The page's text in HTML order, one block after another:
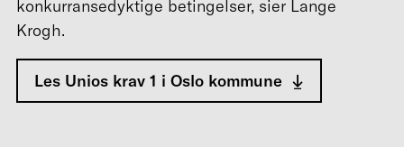
konkurransedyktige betingelser, sier Lange
Krogh.
Les Unios krav 1 i Oslo kommune